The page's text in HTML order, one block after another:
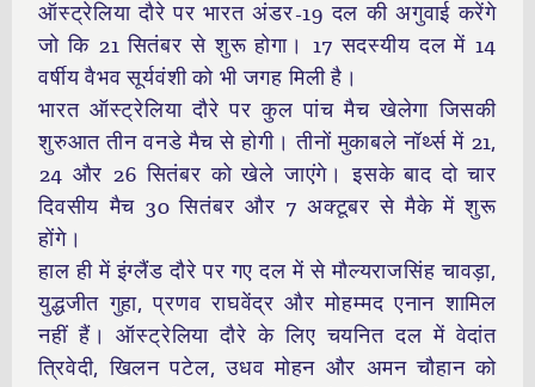
ऑस्ट्रेलिया दौरे पर भारत अंडर-19 दल की अगुवाई करेंगे
जो कि 21 सितंबर से शुरू होगा। 17 सदस्यीय दल में 14
वर्षीय वैभव सूर्यवंशी को भी जगह मिली है।
भारत ऑस्ट्रेलिया दौरे पर कुल पांच मैच खेलेगा जिसकी
शुरुआत तीन वनडे मैच से होगी। तीनों मुकाबले नॉर्थ्स में 21,
24 और 26 सितंबर को खेले जाएंगे। इसके बाद दो चार
दिवसीय मैच 30 सितंबर और 7 अक्टूबर से मैके में शुरू
होंगे।
हाल ही में इंग्लैंड दौरे पर गए दल में से मौल्यराजसिंह चावड़ा,
युद्धजीत गुहा, प्रणव राघवेंद्र और मोहम्मद एनान शामिल
नहीं हैं। ऑस्ट्रेलिया दौरे के लिए चयनित दल में वेदांत
त्रिवेदी, खिलन पटेल, उधव मोहन और अमन चौहान को